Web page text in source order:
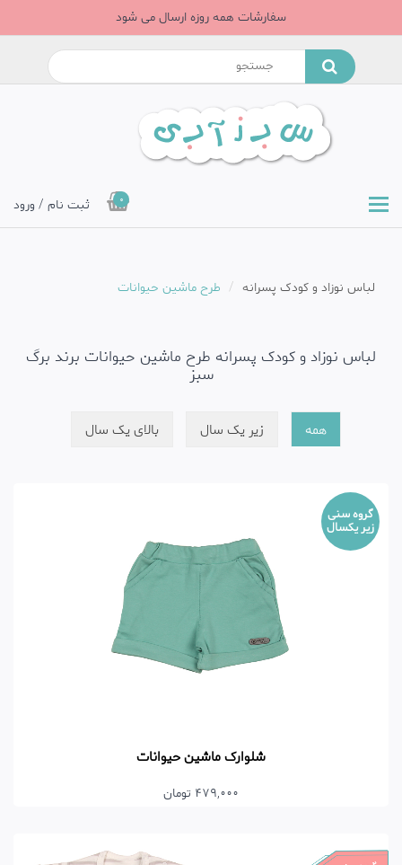
سفارشات همه روزه ارسال می شود
0 ثبت نام / ورود
لباس نوزاد و کودک پسرانه طرح ماشین حیوانات
لباس نوزاد و کودک پسرانه طرح ماشین حیوانات برند برگ
سبز
همه زیر یک سال بالای یک سال
گروه سنی
زیر یکسال
شلوارک ماشین حیوانات
479,000 تومان